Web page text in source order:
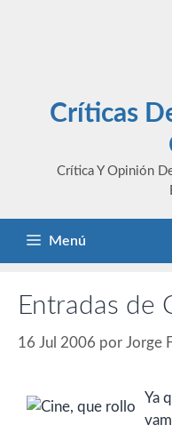
Críticas
Crítica Y Opinión
Menú
Entradas de
16 Jul 2006 por Jorge
Ya